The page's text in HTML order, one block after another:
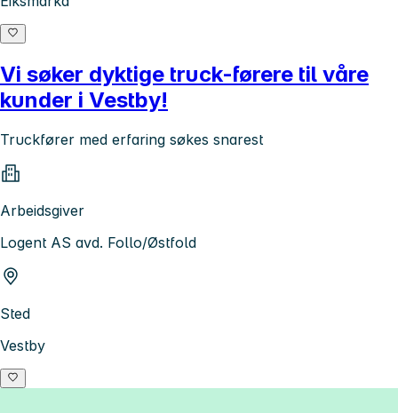
Vi søker dyktige truck-førere til våre
kunder i Vestby!
Truckfører med erfaring søkes snarest
Arbeidsgiver
Logent AS avd. Follo/Østfold
Sted
Vestby